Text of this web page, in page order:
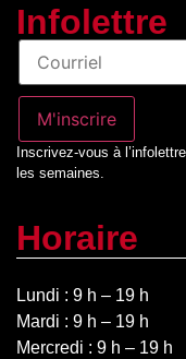
Infolettre
Infolettre
M'inscrire
Inscrivez-vous à
les semaines.
Horaire
Lundi : 9 h – 19 h
Mardi : 9 h – 19 h
Mercredi : 9 h – 19 h